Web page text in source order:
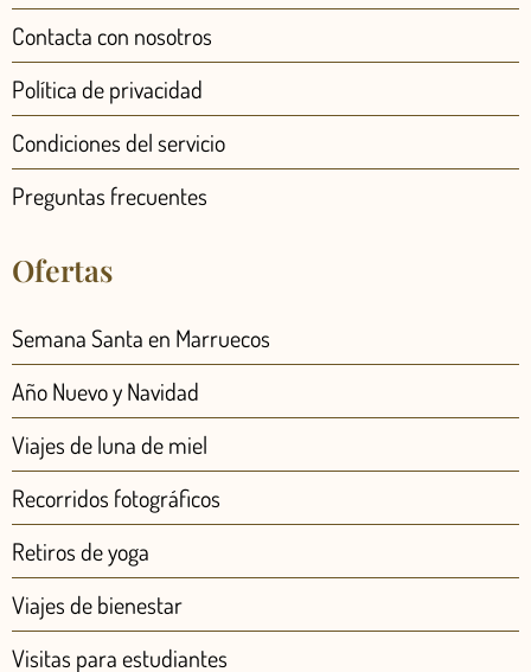
Contacta con nosotros
Política de privacidad
Condiciones del servicio
Preguntas frecuentes
Ofertas
Semana Santa en Marruecos
Año Nuevo y Navidad
Viajes de luna de miel
Recorridos fotográficos
Retiros de yoga
Viajes de bienestar
Visitas para estudiantes